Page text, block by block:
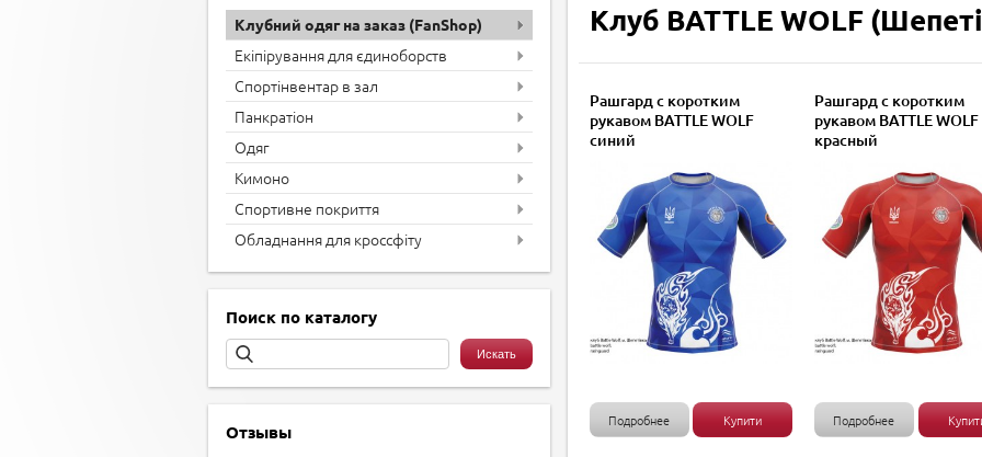
Клубний одяг на заказ (FanShop)
Екіпірування для єдиноборств
Спортінвентар в зал
Панкратіон
Одяг
Кимоно
Спортивне покриття
Обладнання для кроссфіту
Поиск по каталогу
Отзывы
Клуб BATTLE WOLF
Рашгард с коротким
рукавом BATTLE WOLF
синий
Подробнее Купити
Рашгард с коротким
рукавом BATTLE WOLF
красный
Подробнее